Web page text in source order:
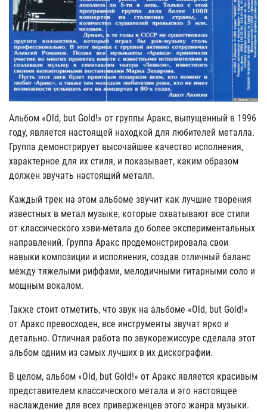
Альбом «Old, but Gold!» от группы Аракс, выпущенный в 1996
году, является настоящей находкой для любителей металла.
Группа демонстрирует высочайшее качество исполнения,
характерное для их стиля, и показывает, каким образом
должен звучать настоящий металл.
Каждый трек на этом альбоме звучит как лучшие творения
известных в метал музыке, которые охватывают все стили
от классического хэви-метала до более экспериментальных
направлений. Группа Аракс продемонстрировала свои
навыки композиции и исполнения, создав отличный баланс
между тяжелыми риффами, мелодичными гитарными соло и
мощным вокалом.
Также стоит отметить, что звук на альбоме «Old, but Gold!»
от Аракс превосходен, все инструменты звучат ярко и
детально. Отличная работа по звукорежиссуре сделала этот
альбом одним из самых лучших в их дискографии.
В целом, альбом «Old, but Gold!» от Аракс является красивым
представителем классического метала и это настоящее
наслаждение для всех приверженцев этого жанра музыки.